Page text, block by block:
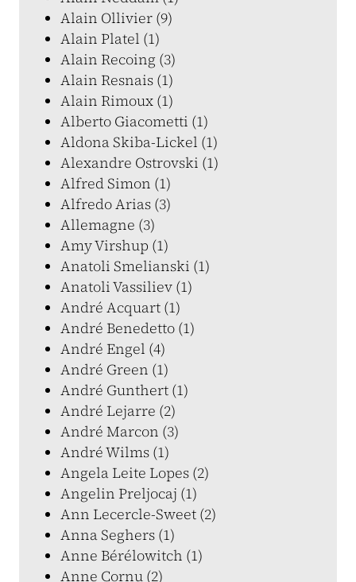
Alain Ollivier (9)
Alain Platel (1)
Alain Recoing (3)
Alain Resnais (1)
Alain Rimoux (1)
Alberto Giacometti (1)
Aldona Skiba-Lickel (1)
Alexandre Ostrovski (1)
Alfred Simon (1)
Alfredo Arias (3)
Allemagne (3)
Amy Virshup (1)
Anatoli Smelianski (1)
Anatoli Vassiliev (1)
André Acquart (1)
André Benedetto (1)
André Engel (4)
André Green (1)
André Gunthert (1)
André Lejarre (2)
André Marcon (3)
André Wilms (1)
Angela Leite Lopes (2)
Angelin Preljocaj (1)
Ann Lecercle-Sweet (2)
Anna Seghers (1)
Anne Bérélowitch (1)
Anne Cornu (2)